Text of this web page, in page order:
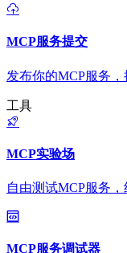
MCP服务提交
发布你的MCP服务
工具
MCP实验场
自由测试MCP服务
MCP服务调试器